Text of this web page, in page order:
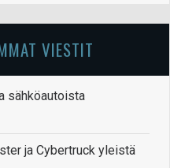
VIESTIT
sähköautoista
ja Cybertruck yleistä